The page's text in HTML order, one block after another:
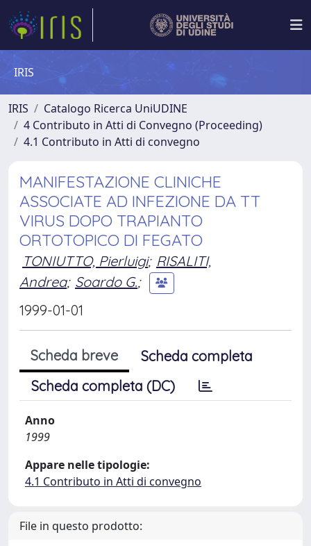
IRIS
IRIS
Catalogo Ricerca UniUDINE
4 Contributo in Atti di Convegno (Proceeding)
4.1 Contributo in Atti di convegno
MANIFESTAZIONE CLINICHE
ASSOCIATE AD INFEZIONE DA TT
VIRUS DOPO TRAPIANTO
ORTOTOPICO DI FEGATO
TONIUTTO, Pierluigi; RISALITI,
Andrea; Soardo G.;
1999-01-01
Scheda breve
Scheda completa
Scheda completa (DC)
Anno
1999
Appare nelle tipologie:
4.1 Contributo in Atti di convegno
File in questo prodotto: